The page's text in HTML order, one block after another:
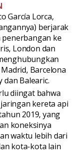
García Lorca,
berjarak
penerbangan ke
London dan
Barcelona
dan Balearic.
diingat bahwa
kereta api
2019, yang
koneksinya
waktu lebih dari
kota-kota lain